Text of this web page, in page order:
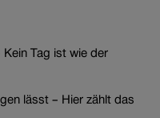
Tag ist wie der
lässt – Hier zählt das